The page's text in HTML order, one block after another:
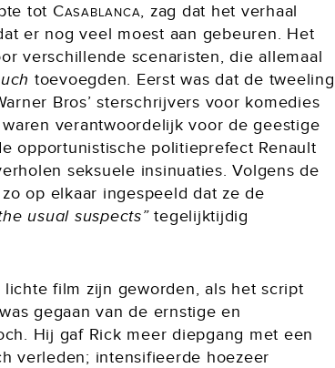
tot Casablanca, zag dat het verhaal
er nog veel moest aan gebeuren. Het
verschillende scenaristen, die allemaal
toevoegden. Eerst was dat de tweeling
Bros’ sterschrijvers voor komedies
verantwoordelijk voor de geestige
opportunistische politieprefect Renault
seksuele insinuaties. Volgens de
op elkaar ingespeeld dat ze de
usual suspects”tegelijktijdig
lichte film zijn geworden, als het script
gegaan van de ernstige en
Hij gaf Rick meer diepgang met een
verleden; intensifieerde hoezeer